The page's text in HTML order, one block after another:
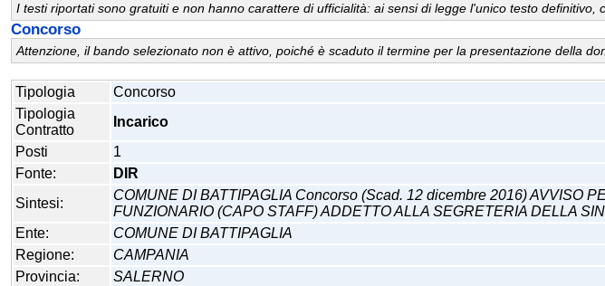
I testi riportati sono gratuiti e non hanno carattere di ufficialità: ai sensi di legge l'unico testo
Concorso
Attenzione, il bando selezionato non è attivo, poiché è scaduto il termine per la presentazione della
Tipologia
Concorso
Tipologia
Contratto
Incarico
Posti
1
Fonte:
DIR
Sintesi:
COMUNE DI BATTIPAGLIA Concorso (Scad. 12 dicembre 2016) AVVISO
FUNZIONARIO (CAPO STAFF) ADDETTO ALLA SEGRETERIA DELLA
Ente:
COMUNE DI BATTIPAGLIA
Regione:
CAMPANIA
Provincia:
SALERNO